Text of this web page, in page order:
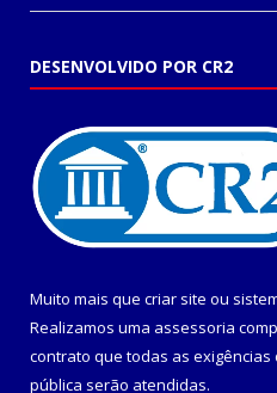
DESENVOLVIDO POR CR2
Muito mais que criar site ou
Realizamos uma assessoria
contrato que todas as exigências
pública serão atendidas.